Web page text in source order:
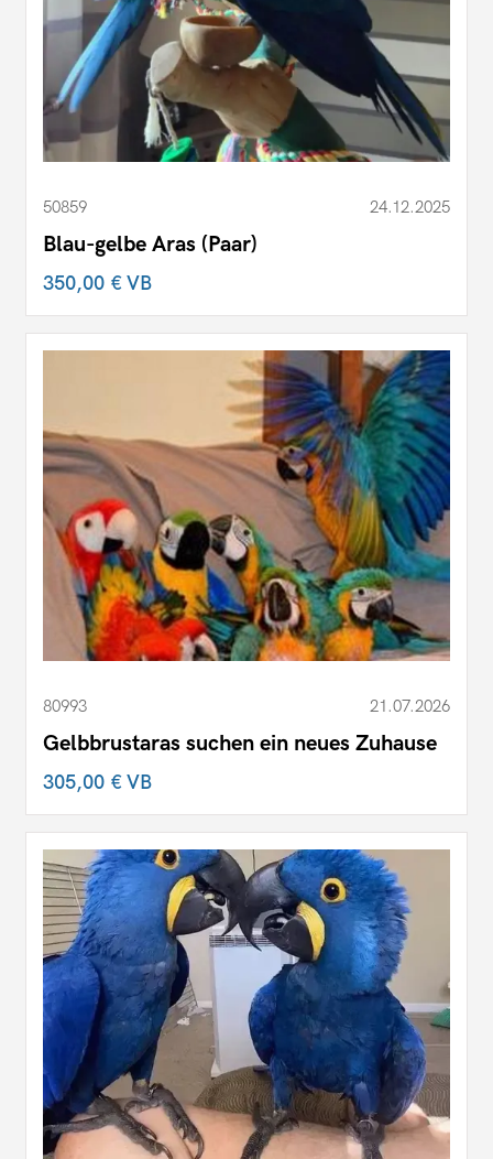
50859 24.12.2025
Blau-gelbe Aras (Paar)
350,00 €VB
80993 21.07.2026
Gelbbrustaras suchen ein neues Zuhause
305,00 €VB